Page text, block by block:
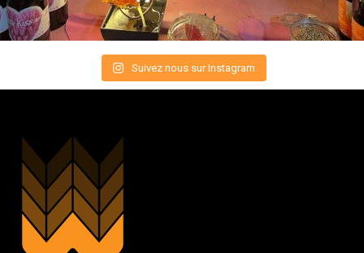
Suivez nous sur Instagram